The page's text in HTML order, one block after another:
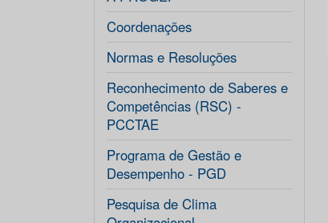
Coordenações
Normas e Resoluções
Reconhecimento de Saberes e
Competências (RSC) -
PCCTAE
Programa de Gestão e
Desempenho - PGD
Pesquisa de Clima